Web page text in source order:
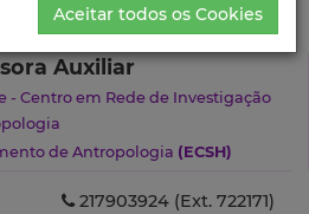
Auxiliar
- Centro em Rede de Investigação
de Antropologia (ECSH)
217903924 (Ext. 722171)
Aceitar todos os Cookies